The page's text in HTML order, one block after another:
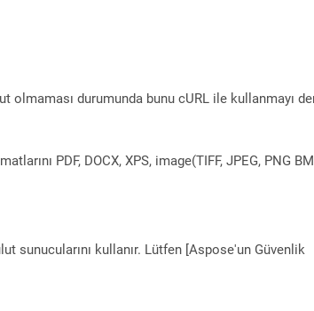
olmaması durumunda bunu cURL ile kullanmayı
PDF, DOCX, XPS, image(TIFF, JPEG, PNG
sunucularını kullanır. Lütfen [Aspose'un Güvenlik